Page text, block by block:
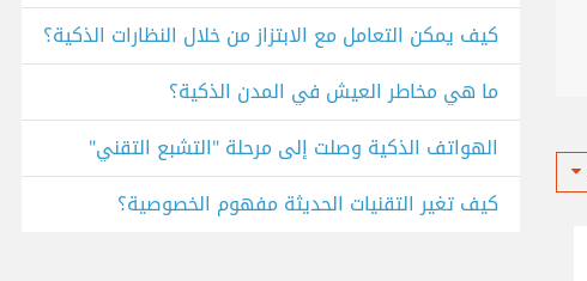
كيف يمكن التعامل مع الابتزاز من خلال النظارات الذكية؟
ما هي مخاطر العيش في المدن الذكية؟
الهواتف الذكية وصلت إلى مرحلة "التشبع التقني"
كيف تغير التقنيات الحديثة مفهوم الخصوصية؟